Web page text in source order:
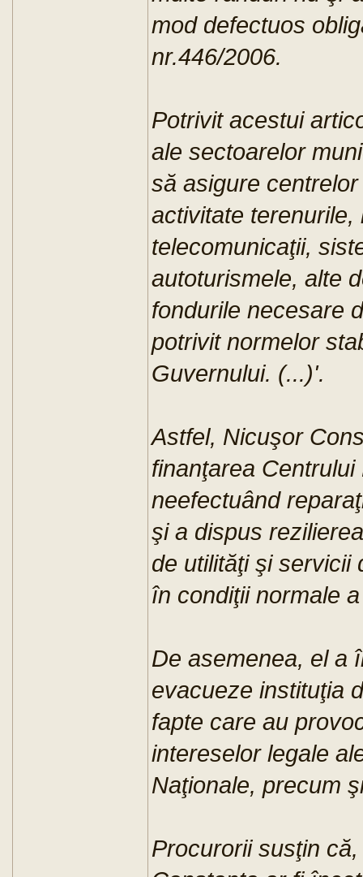
mod defectuos
nr.446/2006.
Potrivit acestui
ale sectoarelor
să asigure
activitate terenurile,
telecomunicaţii,
autoturismele, alte
fondurile necesare
potrivit normelor
Guvernului. (...)'.
Astfel, Nicuşor
finanţarea
neefectuând
şi a dispus
de utilităţi şi servicii
în condiţii normale
De asemenea, el a
evacueze instituţia
fapte care au
intereselor legale
Naţionale, precum
Procurorii susţin